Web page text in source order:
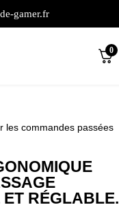
gamer.fr
0
les commandes passées
RÉGLABLE.